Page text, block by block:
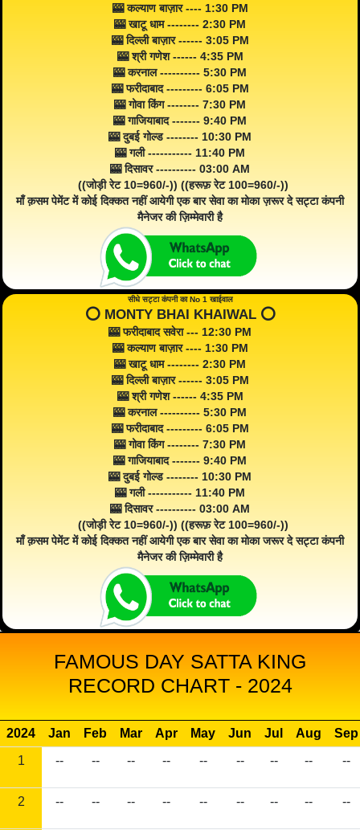
🎰 कल्याण बाज़ार ---- 1:30 PM
🎰 खाटू धाम -------- 2:30 PM
🎰 दिल्ली बाज़ार ------ 3:05 PM
🎰 श्री गणेश ------ 4:35 PM
🎰 करनाल ---------- 5:30 PM
🎰 फरीदाबाद --------- 6:05 PM
🎰 गोवा किंग -------- 7:30 PM
🎰 गाजियाबाद ------- 9:40 PM
🎰 दुबई गोल्ड -------- 10:30 PM
🎰 गली ----------- 11:40 PM
🎰 दिसावर ---------- 03:00 AM
((जोड़ी रेट 10=960/-)) ((हरूफ़ रेट 100=960/-))
माँ क़सम पेमेंट में कोई दिक्कत नहीं आयेगी एक बार सेवा का मोका ज़रूर दे सट्टा कंपनी
मैनेजर की ज़िम्मेवारी है
सीधे सट्टा कंपनी का No 1 खाईवाल
⭕️ MONTY BHAI KHAIWAL ⭕️
🎰 फरीदाबाद सवेरा --- 12:30 PM
🎰 कल्याण बाज़ार ---- 1:30 PM
🎰 खाटू धाम -------- 2:30 PM
🎰 दिल्ली बाज़ार ------ 3:05 PM
🎰 श्री गणेश ------ 4:35 PM
🎰 करनाल ---------- 5:30 PM
🎰 फरीदाबाद --------- 6:05 PM
🎰 गोवा किंग -------- 7:30 PM
🎰 गाजियाबाद ------- 9:40 PM
🎰 दुबई गोल्ड -------- 10:30 PM
🎰 गली ----------- 11:40 PM
🎰 दिसावर ---------- 03:00 AM
((जोड़ी रेट 10=960/-)) ((हरूफ़ रेट 100=960/-))
माँ क़सम पेमेंट में कोई दिक्कत नहीं आयेगी एक बार सेवा का मोका जरूर दे सट्टा कंपनी
मैनेजर की ज़िम्मेवारी है
FAMOUS DAY SATTA KING
RECORD CHART - 2024
2024 Jan Feb Mar Apr May Jun Jul Aug
Sep
1
-- -- -- -- -- -- -- -- --
2 -- -- -- -- -- -- -- -- --